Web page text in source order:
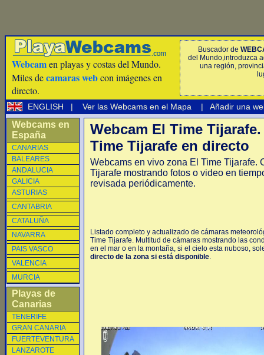
Webcamen playas y costas del Mundo.
Miles decamaras webcon imágenes en
directo.
Buscador de
del Mundo,introduzca
una región,
ENGLISH | Ver las Webcams en el Mapa | Añadir una
Webcams en
España
CANARIAS
BALEARES
ANDALUCIA
GALICIA
ASTURIAS
CANTABRIA
CATALUÑA
NAVARRA
PAIS VASCO
VALENCIA
MURCIA
Playas de
Canarias
TENERIFE
GRAN CANARIA
FUERTEVENTURA
LANZAROTE
Webcam El Time
Time Tijarafe en directo
Webcams en vivo zona El Time Tijarafe.
Tijarafe mostrando fotos o video en
revisada periódicamente.
Listado completo y actualizado de cámaras
Time Tijarafe. Multitud de cámaras mostrando las
en el mar o en la montaña, si el cielo esta nuboso,
directo de la zona si está disponible.